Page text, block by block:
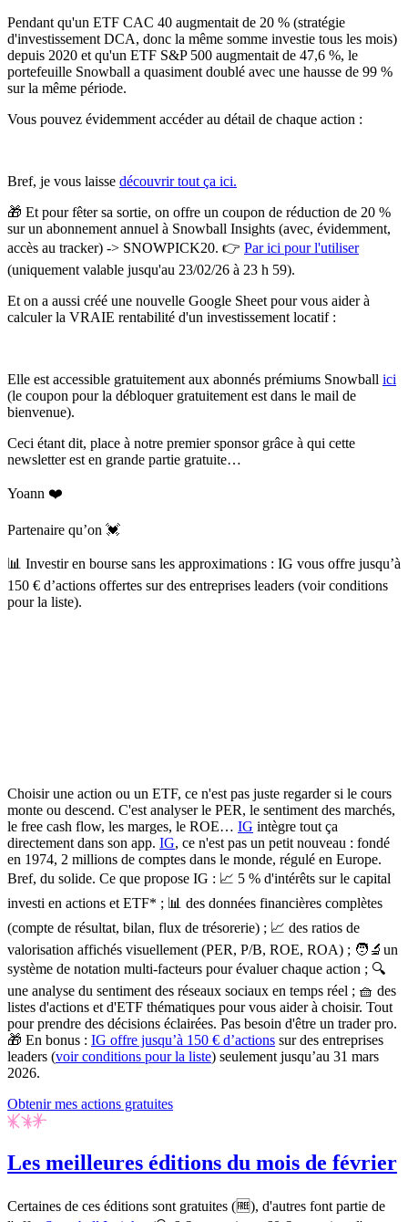
Pendant qu'un ETF CAC 40 augmentait de 20 % (stratégie
d'investissement DCA, donc la même somme investie tous les mois)
depuis 2020 et qu'un ETF S&P 500 augmentait de 47,6 %, le
portefeuille Snowball a quasiment doublé avec une hausse de 99 %
sur la même période.
Vous pouvez évidemment accéder au détail de chaque action :
Bref, je vous laisse découvrir tout ça ici.
🎁 Et pour fêter sa sortie, on offre un coupon de réduction de 20 %
sur un abonnement annuel à Snowball Insights (avec, évidemment,
accès au tracker) -> SNOWPICK20. 👉 Par ici pour l'utiliser
(uniquement valable jusqu'au 23/02/26 à 23 h 59).
Et on a aussi créé une nouvelle Google Sheet pour vous aider à
calculer la VRAIE rentabilité d'un investissement locatif :
Elle est accessible gratuitement aux abonnés prémiums Snowball ici
(le coupon pour la débloquer gratuitement est dans le mail de
bienvenue).
Ceci étant dit, place à notre premier sponsor grâce à qui cette
newsletter est en grande partie gratuite…
Yoann ❤️
Partenaire qu’on 💓
📊 Investir en bourse sans les approximations : IG vous offre jusqu’à
150 € d’actions offertes sur des entreprises leaders (voir conditions
pour la liste).
Choisir une action ou un ETF, ce n'est pas juste regarder si le cours
monte ou descend. C'est analyser le PER, le sentiment des marchés,
le free cash flow, les marges, le ROE… IG intègre tout ça
directement dans son app. IG, ce n'est pas un petit nouveau : fondé
en 1974, 2 millions de comptes dans le monde, régulé en Europe.
Bref, du solide. Ce que propose IG : 📈 5 % d'intérêts sur le capital
investi en actions et ETF* ; 📊 des données financières complètes
(compte de résultat, bilan, flux de trésorerie) ; 📈 des ratios de
valorisation affichés visuellement (PER, P/B, ROE, ROA) ; 🧑‍🔬un
système de notation multi-facteurs pour évaluer chaque action ; 🔍
une analyse du sentiment des réseaux sociaux en temps réel ; 🧺 des
listes d'actions et d'ETF thématiques pour vous aider à choisir. Tout
pour prendre des décisions éclairées. Pas besoin d'être un trader pro.
🎁 En bonus : IG offre jusqu’à 150 € d’actions sur des entreprises
leaders (voir conditions pour la liste) seulement jusqu’au 31 mars
2026.
Obtenir mes actions gratuites
Les meilleures éditions du mois de février
Certaines de ces éditions sont gratuites (🆓), d'autres font partie de